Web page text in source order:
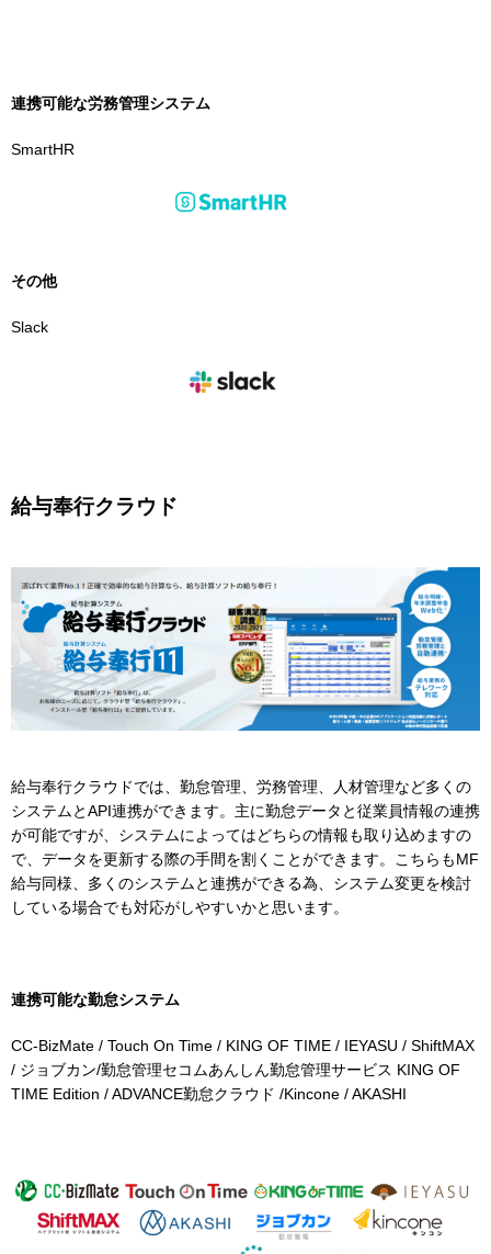
連携可能な労務管理システム
SmartHR
その他
Slack
給与奉行クラウド
給与奉行クラウドでは、勤怠管理、労務管理、人材管理など多くの
システムとAPI連携ができます。主に勤怠データと従業員情報の連携
が可能ですが、システムによってはどちらの情報も取り込めますの
で、データを更新する際の手間を割くことができます。こちらもMF
給与同様、多くのシステムと連携ができる為、システム変更を検討
している場合でも対応がしやすいかと思います。
連携可能な勤怠システム
CC-BizMate / Touch On Time / KING OF TIME / IEYASU / ShiftMAX
/ ジョブカン/勤怠管理セコムあんしん勤怠管理サービス KING OF
TIME Edition / ADVANCE勤怠クラウド /Kincone / AKASHI